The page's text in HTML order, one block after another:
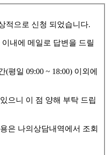
적으로 신청 되었습니다.
내에 메일로 답변을 드릴
평일 09:00 ~ 18:00) 이외에
으니 이 점 양해 부탁 드립
은 나의상담내역에서 조회